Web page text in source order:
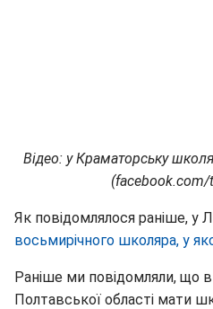
Відео: у Краматорську
(facebook.com/
Як повідомлялося раніше, у
восьмирічного школяра, у
Раніше ми повідомляли, що
Полтавської області мати